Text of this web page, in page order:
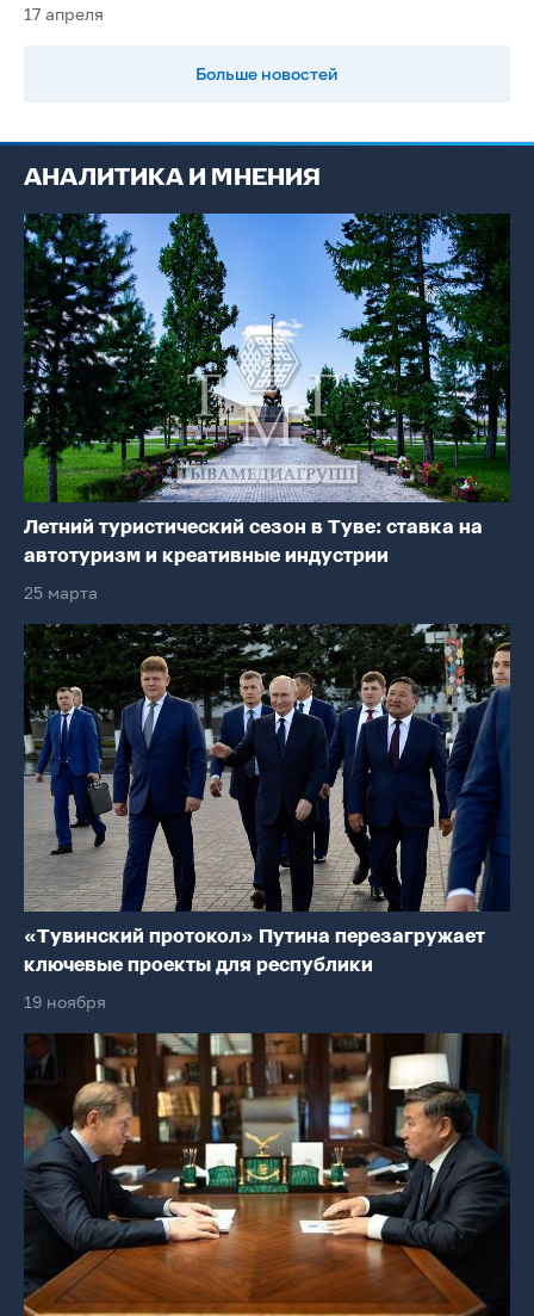
17 апреля
Больше новостей
АНАЛИТИКА И МНЕНИЯ
Летний туристический сезон в Туве: ставка на
автотуризм и креативные индустрии
25 марта
«Тувинский протокол» Путина перезагружает
ключевые проекты для республики
19 ноября